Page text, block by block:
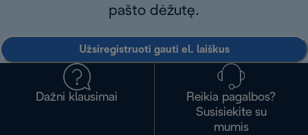
pašto dėžutę.
Užsiregistruoti gauti el. laiškus
Dažni klausimai
Reikia pagalbos?
Susisiekite su
mumis